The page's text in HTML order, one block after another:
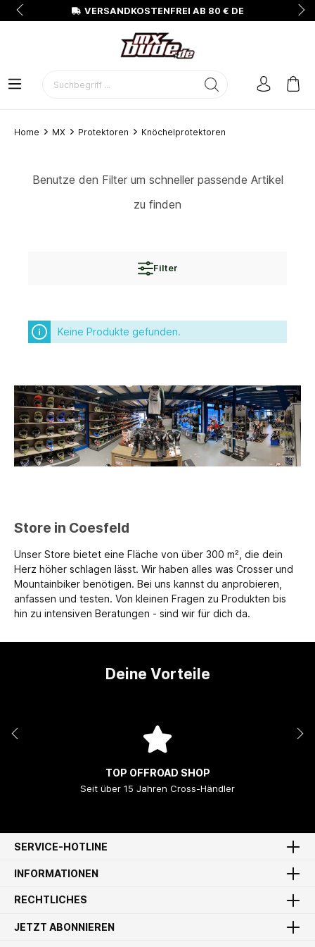
VERSANDKOSTENFREI AB 80 € DE
Home MX Protektoren Knöchelprotektoren
Benutze den Filter um schneller passende Artikel
zu finden
Filter
Keine Produkte gefunden.
Store in Coesfeld
Unser Store bietet eine Fläche von über 300 m², die dein
Herz höher schlagen lässt. Wir haben alles was Crosser und
Mountainbiker benötigen. Bei uns kannst du anprobieren,
anfassen und testen. Von kleinen Fragen zu Produkten bis
hin zu intensiven Beratungen - sind wir für dich da.
Deine Vorteile
TOP OFFROAD SHOP
Seit über 15 Jahren Cross-Händler
SERVICE-HOTLINE
INFORMATIONEN
RECHTLICHES
JETZT ABONNIEREN